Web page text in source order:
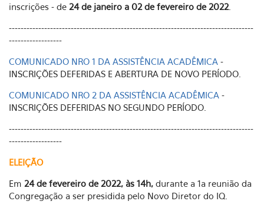
inscrições - de 24 de janeiro a 02 de fevereiro de 2022.
-----------------------------------------------------------------------------------
------------------
COMUNICADO NRO 1 DA ASSISTÊNCIA ACADÊMICA -
INSCRIÇÕES DEFERIDAS E ABERTURA DE NOVO PERÍODO.
COMUNICADO NRO 2 DA ASSISTÊNCIA ACADÊMICA -
INSCRIÇÕES DEFERIDAS NO SEGUNDO PERÍODO.
-----------------------------------------------------------------------------------
------------------
ELEIÇÃO
Em 24 de fevereiro de 2022, às 14h, durante a 1a reunião da
Congregação a ser presidida pelo Novo Diretor do IQ.